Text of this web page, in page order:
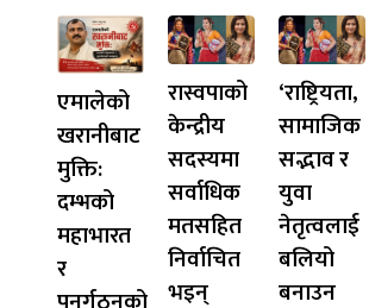
एमालेको
खरानीबाट
मुक्ति:
दम्भको
महाभारत
र
रास्वपाको
केन्द्रीय
सदस्यमा
सर्वाधिक
मतसहित
निर्वाचित
भइन्
‘राष्ट्रियता,
सामाजिक
सद्भाव र
युवा
नेतृत्वलाई
बलियो
बनाउन